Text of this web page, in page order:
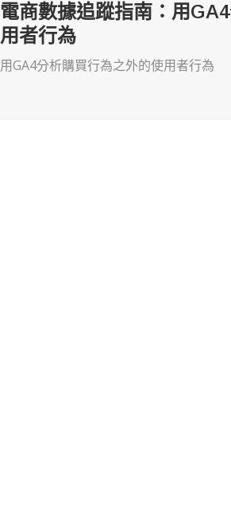
電商數據追蹤指南：用
用者行為
用GA4分析購買行為之外的使用者行為